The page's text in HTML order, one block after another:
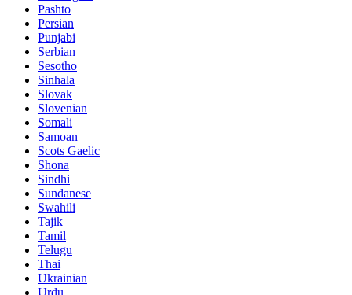
Pashto
Persian
Punjabi
Serbian
Sesotho
Sinhala
Slovak
Slovenian
Somali
Samoan
Scots Gaelic
Shona
Sindhi
Sundanese
Swahili
Tajik
Tamil
Telugu
Thai
Ukrainian
Urdu